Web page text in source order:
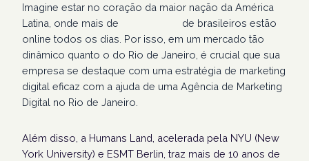
Imagine estar no coração da maior nação da América
Latina, onde mais de
de brasileiros estão
online todos os dias. Por isso, em um mercado tão
dinâmico quanto o do Rio de Janeiro, é crucial que sua
empresa se destaque com uma estratégia de marketing
digital eficaz com a ajuda de uma Agência de Marketing
Digital no Rio de Janeiro.
Além disso, a Humans Land, acelerada pela NYU (New
York University) e ESMT Berlin, traz mais de 10 anos de